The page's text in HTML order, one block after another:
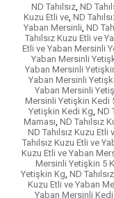
ND Tahılsız ND
Kuzu Etli ve ND
Yaban Mersinli ND
Tahılsız Kuzu Etli ve
Etli ve Yaban Mersinli
Yaban Mersinli
Yaban Mersinli
Yaban Mersinli
Yaban Mersinli
Mersinli Yetişkin Kedi
Yetişkin Kedi Kg ND
Maması ND Tahılsız
ND Tahılsız Kuzu
Tahılsız Kuzu Etli ve
Kuzu Etli ve Yaban
Mersinli Yetişkin 5
Yetişkin Kg ND
Kuzu Etli ve Yaban
Yaban Mersinli Kedi